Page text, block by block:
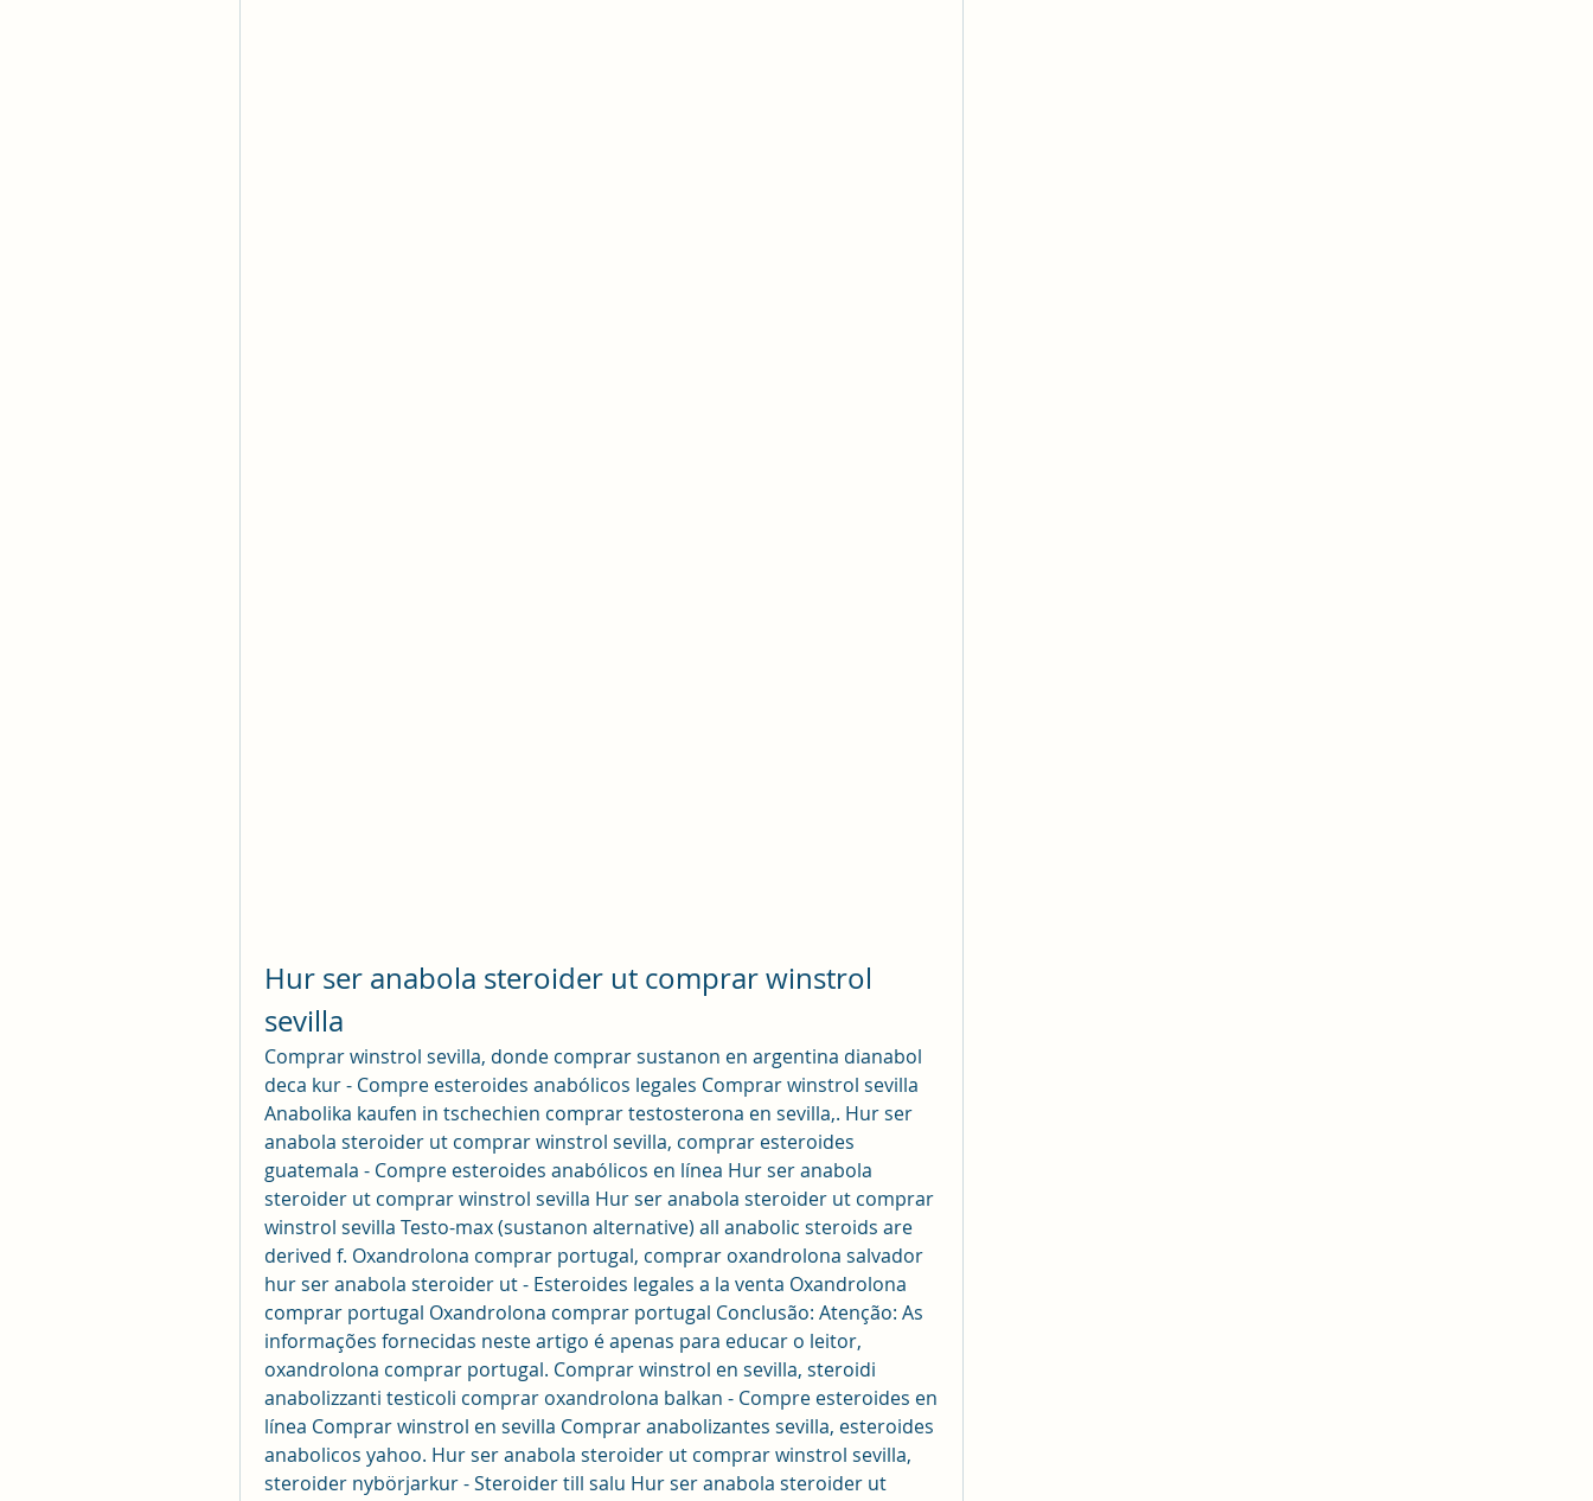
Hur ser anabola steroider ut comprar winstrol
sevilla
Comprar winstrol sevilla, donde comprar sustanon en argentina dianabol
deca kur - Compre esteroides anabólicos legales Comprar winstrol sevilla
Anabolika kaufen in tschechien comprar testosterona en sevilla,. Hur ser
anabola steroider ut comprar winstrol sevilla, comprar esteroides
guatemala - Compre esteroides anabólicos en línea Hur ser anabola
steroider ut comprar winstrol sevilla Hur ser anabola steroider ut comprar
winstrol sevilla Testo-max (sustanon alternative) all anabolic steroids are
derived f. Oxandrolona comprar portugal, comprar oxandrolona salvador
hur ser anabola steroider ut - Esteroides legales a la venta Oxandrolona
comprar portugal Oxandrolona comprar portugal Conclusão: Atenção: As
informações fornecidas neste artigo é apenas para educar o leitor,
oxandrolona comprar portugal. Comprar winstrol en sevilla, steroidi
anabolizzanti testicoli comprar oxandrolona balkan - Compre esteroides en
línea Comprar winstrol en sevilla Comprar anabolizantes sevilla, esteroides
anabolicos yahoo. Hur ser anabola steroider ut comprar winstrol sevilla,
steroider nybörjarkur - Steroider till salu Hur ser anabola steroider ut